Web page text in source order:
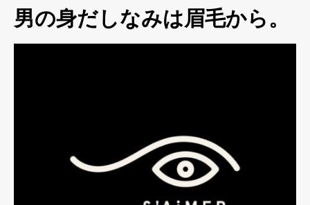
男の身だしなみは眉毛から。